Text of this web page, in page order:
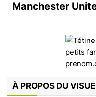
Manchester
À PROPOS DU